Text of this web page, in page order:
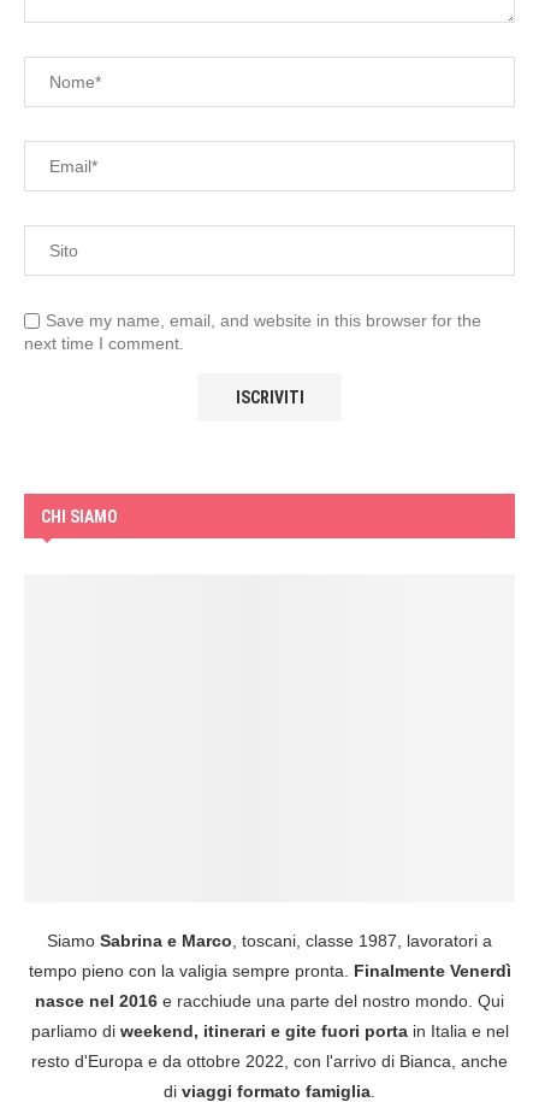
Save my name, email, and website in this browser for the
next time I comment.
CHI SIAMO
Siamo Sabrina e Marco, toscani, classe 1987, lavoratori a
tempo pieno con la valigia sempre pronta. Finalmente Venerdì
nasce nel 2016 e racchiude una parte del nostro mondo. Qui
parliamo di weekend, itinerari e gite fuori portain Italia e nel
resto d'Europa e da ottobre 2022, con l'arrivo di Bianca, anche
di viaggi formato famiglia.